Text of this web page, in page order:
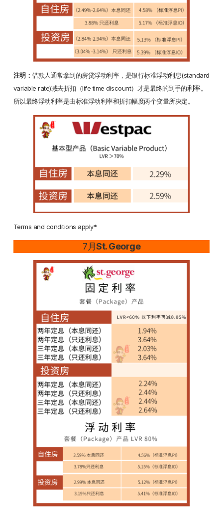
注明：借款人通常拿到的房贷浮动利率，是银行标准浮动利息(standard
variable rate)减去折扣（life time discount）才是最终的到手的利率。
所以最终浮动利率是由标准浮动利率和折扣幅度两个变量所决定。
Terms and conditions apply*
7月St. George